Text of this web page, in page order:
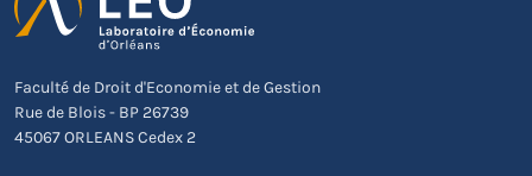
Faculté de Droit d'Economie et de Gestion
Rue de Blois - BP 26739
45067 ORLEANS Cedex 2